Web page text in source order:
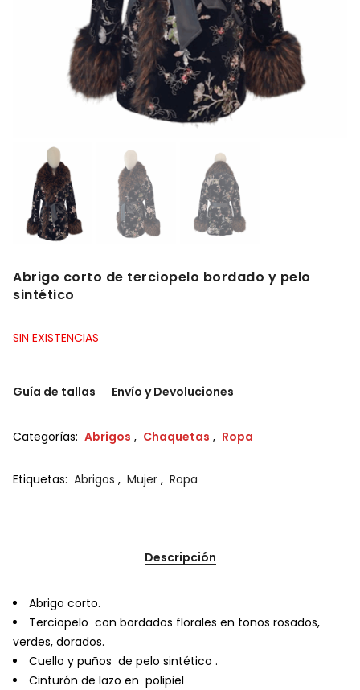
Abrigo corto de terciopelo bordado y pelo
sintético
SIN EXISTENCIAS
Guía de tallas Envío y Devoluciones
Categorías: Abrigos , Chaquetas , Ropa
Etiquetas: Abrigos , Mujer , Ropa
Descripción
Abrigo corto.
Terciopelo con bordados florales en tonos rosados,
verdes, dorados.
Cuello y puños de pelo sintético .
Cinturón de lazo en polipiel